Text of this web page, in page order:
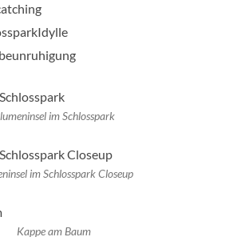
im Schlosspark
im Schlosspark Closeup
Kappe am Baum